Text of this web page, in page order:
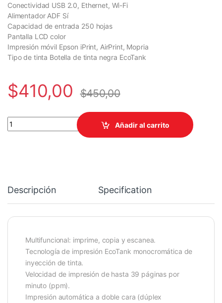
Conectividad USB 2.0, Ethernet, Wi-Fi
Alimentador ADF Sí
Capacidad de entrada 250 hojas
Pantalla LCD color
Impresión móvil Epson iPrint, AirPrint, Mopria
Tipo de tinta Botella de tinta negra EcoTank
$410,00 $450,00
IMPRESORA EPSON M2170 MULTIFUNCION
Añadir al carrito
Descripción Specification
Multifuncional: imprime, copia y escanea.
Tecnología de impresión EcoTank monocromática de
inyección de tinta.
Velocidad de impresión de hasta 39 páginas por
minuto (ppm).
Impresión automática a doble cara (dúplex